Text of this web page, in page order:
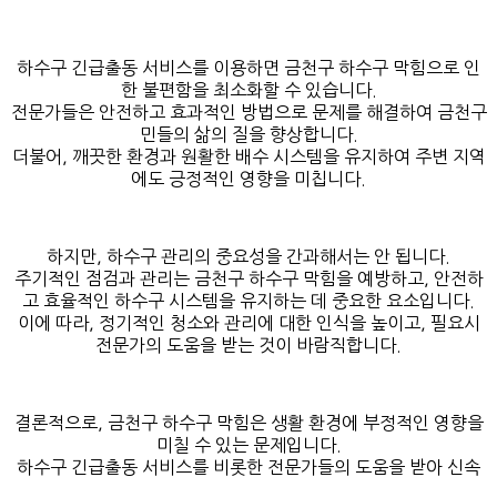
하수구 긴급출동 서비스를 이용하면 금천구 하수구 막힘으로 인
한 불편함을 최소화할 수 있습니다.
전문가들은 안전하고 효과적인 방법으로 문제를 해결하여 금천구
민들의 삶의 질을 향상합니다.
더불어, 깨끗한 환경과 원활한 배수 시스템을 유지하여 주변 지역
에도 긍정적인 영향을 미칩니다.
하지만, 하수구 관리의 중요성을 간과해서는 안 됩니다.
주기적인 점검과 관리는 금천구 하수구 막힘을 예방하고, 안전하
고 효율적인 하수구 시스템을 유지하는 데 중요한 요소입니다.
이에 따라, 정기적인 청소와 관리에 대한 인식을 높이고, 필요시
전문가의 도움을 받는 것이 바람직합니다.
결론적으로, 금천구 하수구 막힘은 생활 환경에 부정적인 영향을
미칠 수 있는 문제입니다.
하수구 긴급출동 서비스를 비롯한 전문가들의 도움을 받아 신속